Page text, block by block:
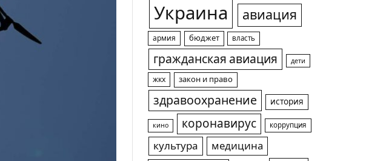
Украина авиация
армия бюджет власть
гражданская авиация дети
жкх закон и право
здравоохранение история
кино коронавирус коррупция
культура медицина